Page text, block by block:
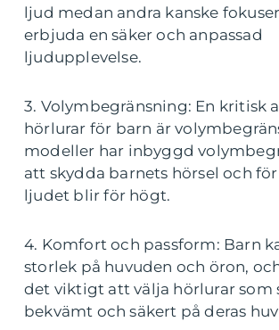
ljud medan andra kanske
erbjuda en säker och anpassad
ljudupplevelse.
3. Volymbegränsning: En kritisk
hörlurar för barn är
modeller har inbyggd
att skydda barnets hörsel och
ljudet blir för högt.
4. Komfort och passform: Barn
storlek på huvuden och öron,
det viktigt att välja hörlurar som
bekvämt och säkert på deras